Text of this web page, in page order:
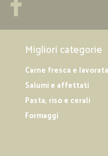
Consegna
Consegna velocissima
Solleciti anche
Solleciti anche nella
Migliori categorie
Carne fresca e lavorata
Salumi e affettati
Pasta, riso e cerali
Formaggi